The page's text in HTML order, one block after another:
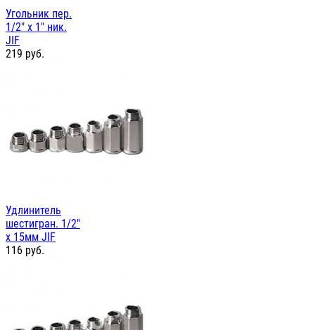
Угольник пер.
1/2" х 1" ник.
JIF
219 руб.
Удлинитель
шестигран. 1/2"
х 15мм JIF
116 руб.